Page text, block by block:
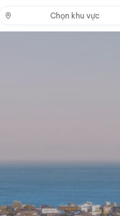
Chọn khu vực